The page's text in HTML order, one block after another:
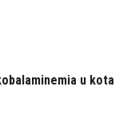
u kota